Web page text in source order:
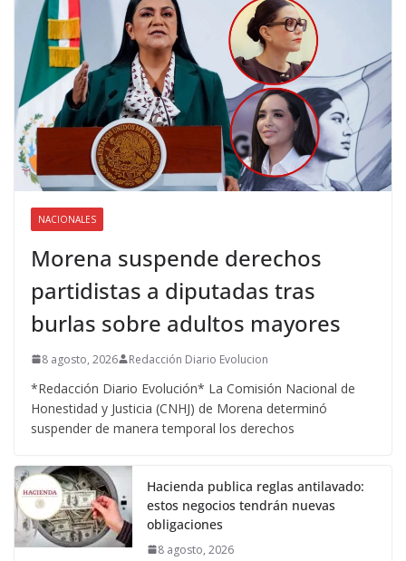
NACIONALES
Morena suspende derechos
partidistas a diputadas tras
burlas sobre adultos mayores
8 agosto, 2026 Redacción Diario Evolucion
*Redacción Diario Evolución* La Comisión Nacional de
Honestidad y Justicia (CNHJ) de Morena determinó
suspender de manera temporal los derechos
Hacienda publica reglas antilavado:
estos negocios tendrán nuevas
obligaciones
8 agosto, 2026